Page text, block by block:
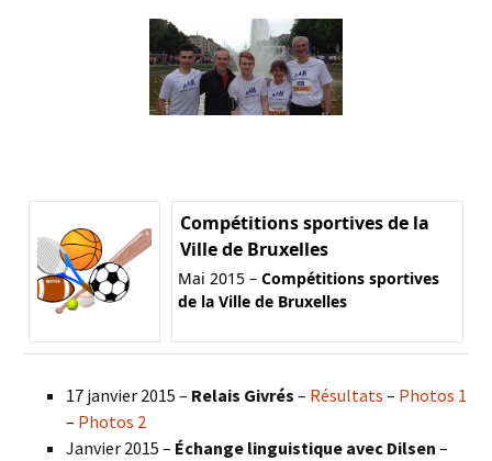
Compétitions sportives de la
Ville de Bruxelles
Mai 2015 – Compétitions sportives
de la Ville de Bruxelles
17 janvier 2015 – Relais Givrés – Résultats – Photos 1
– Photos 2
Janvier 2015 – Échange linguistique avec Dilsen –